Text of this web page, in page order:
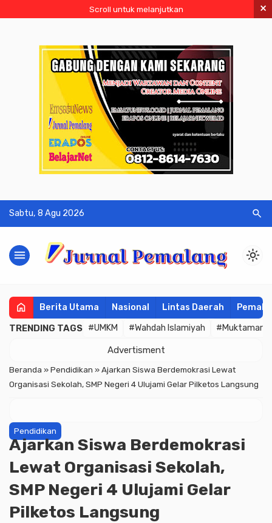
Scroll untuk melanjutkan ×
Sabtu, 8 Agu 2026 search
menu light_mode
home Berita Utama Nasional Lintas Daerah
TRENDING TAGS #UMKM #Wahdah Islamiyah #Muktamar
Advertisment
Beranda »Pendidikan »Ajarkan Siswa Berdemokrasi Lewat
Organisasi Sekolah, SMP Negeri 4 Ulujami Gelar Pilketos Langsung
Pendidikan
Ajarkan Siswa Berdemokrasi
Lewat Organisasi Sekolah,
SMP Negeri 4 Ulujami Gelar
Pilketos Langsung